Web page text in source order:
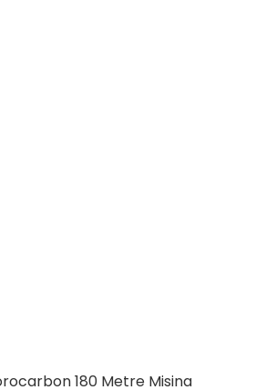
180 Metre Misina